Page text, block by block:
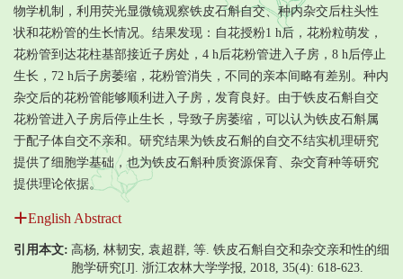
物学机制，利用荧光显微镜观察铁皮石斛自交、种内杂交后柱头性
状和花粉管的生长情况。结果发现：自花授粉1 h后，花粉粒萌发，
花粉管到达花柱基部接近子房处，4 h后花粉管进入子房，8 h后停止
生长，72 h后子房萎缩，花粉管消失，不同的亲本间略有差别。种内
杂交后的花粉管能够顺利进入子房，发育良好。由于铁皮石斛自交
花粉管进入子房后停止生长，导致子房萎缩，可以认为铁皮石斛属
于配子体自交不亲和。研究结果为铁皮石斛的自交不结实机理研究
提供了细胞学基础，也为铁皮石斛种质资源保育、杂交育种等研究
提供理论依据。
English Abstract
引用本文: 高杨, 林韧安, 袁超群, 等. 铁皮石斛自交和杂交亲和性的细
胞学研究[J]. 浙江农林大学学报, 2018, 35(4): 618-623.